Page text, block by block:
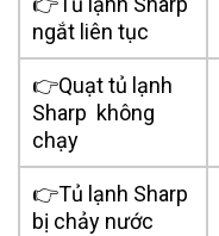
ngắt liên tục
👉Quạt tủ lạnh
Sharp không
chạy
👉Tủ lạnh Sharp
bị chảy nước